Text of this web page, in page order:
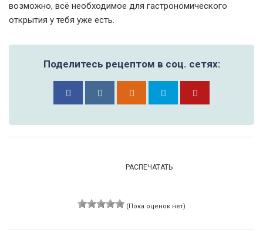
возможно, всё необходимое для гастрономического
открытия у тебя уже есть.
Поделитесь рецептом в соц. сетях:
РАСПЕЧАТАТЬ
(Пока оценок нет)